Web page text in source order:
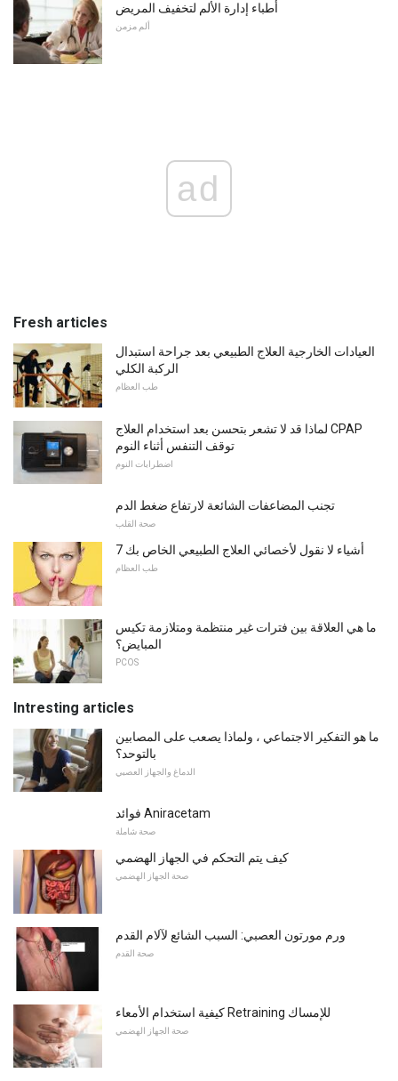
أطباء إدارة الألم لتخفيف المريض
ألم مزمن
ad
Fresh articles
العيادات الخارجية العلاج الطبيعي بعد جراحة استبدال
الركبة الكلي
طب العظام
لماذا قد لا تشعر بتحسن بعد استخدام العلاج CPAP
توقف التنفس أثناء النوم
اضطرابات النوم
تجنب المضاعفات الشائعة لارتفاع ضغط الدم
صحة القلب
7 أشياء لا نقول لأخصائي العلاج الطبيعي الخاص بك
طب العظام
ما هي العلاقة بين فترات غير منتظمة ومتلازمة تكيس
المبايض؟
PCOS
Intresting articles
ما هو التفكير الاجتماعي ، ولماذا يصعب على المصابين
بالتوحد؟
الدماغ والجهاز العصبي
فوائد Aniracetam
صحة شاملة
كيف يتم التحكم في الجهاز الهضمي
صحة الجهاز الهضمي
ورم مورتون العصبي: السبب الشائع لآلام القدم
صحة القدم
كيفية استخدام الأمعاء Retraining للإمساك
صحة الجهاز الهضمي